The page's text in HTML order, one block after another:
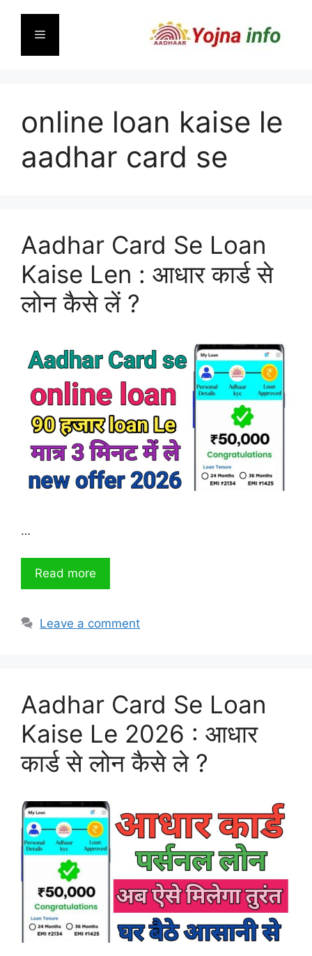
content
Menu
online loan kaise le
aadhar card se
Aadhar Card Se Loan
Kaise Len : आधार कार्ड से
लोन कैसे लें ?
…
Read more
Leave a comment
Aadhar Card Se Loan
Kaise Le 2026 : आधार
कार्ड से लोन कैसे ले ?